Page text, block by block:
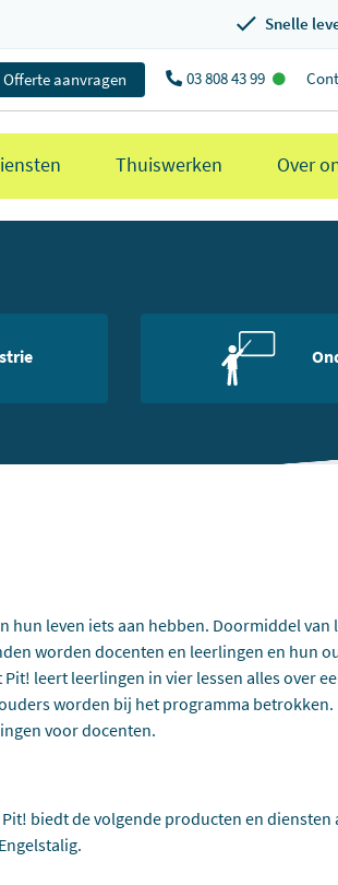
Snelle
Offerte aanvragen 03 808 43 99
Thuiswerken Over
leven iets aan hebben. Doormiddel van
worden docenten en leerlingen en hun
leert leerlingen in vier lessen alles over
worden bij het programma betrokken.
voor docenten.
biedt de volgende producten en diensten